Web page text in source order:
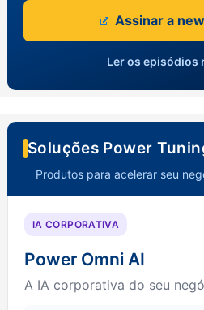
Assinar a
Ler os episódios
Soluções Power
Produtos para acelerar seu
IA CORPORATIVA
Power Omni AI
A IA corporativa do seu